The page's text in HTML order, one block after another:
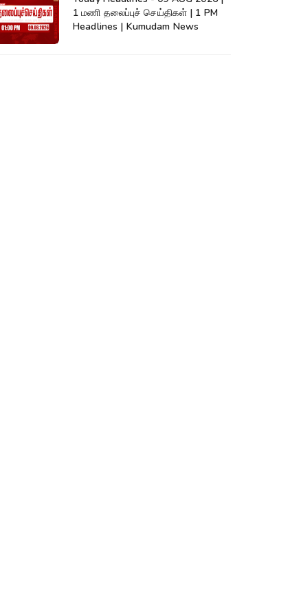
1 மணி தலைப்புச் செய்திகள் | 1 PM
Headlines | Kumudam News